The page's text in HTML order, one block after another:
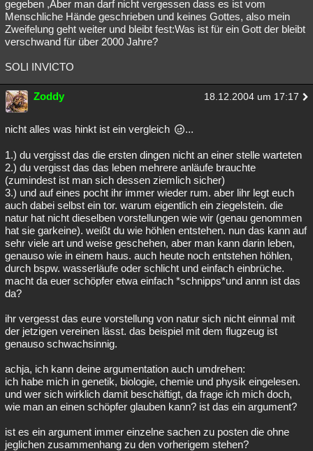
gegeben ,Aber man darf nicht vergessen dass es ist vom
Menschliche Hände geschrieben und keines Gottes, also mein
Zweifelung geht weiter und bleibt fest:Was ist für ein Gott der bleibt
verschwand für über 2000 Jahre?
SOLI INVICTO
Zoddy 18.12.2004 um 17:17
nicht alles was hinkt ist ein vergleich ...
1.) du vergisst das die ersten dingen nicht an einer stelle warteten
2.) du vergisst das das leben mehrere anläufe brauchte
(zumindest ist man sich dessen ziemlich sicher)
3.) und auf eines pocht ihr immer wieder rum. aber lihr legt euch
auch dabei selbst ein tor. warum eigentlich ein ziegelstein. die
natur hat nicht dieselben vorstellungen wie wir (genau genommen
hat sie garkeine). weißt du wie höhlen entstehen. nun das kann auf
sehr viele art und weise geschehen, aber man kann darin leben,
genauso wie in einem haus. auch heute noch entstehen höhlen,
durch bspw. wasserläufe oder schlicht und einfach einbrüche.
macht da euer schöpfer etwa einfach *schnipps*und annn ist das
da?
ihr vergesst das eure vorstellung von natur sich nicht einmal mit
der jetzigen vereinen lässt. das beispiel mit dem flugzeug ist
genauso schwachsinnig.
achja, ich kann deine argumentation auch umdrehen:
ich habe mich in genetik, biologie, chemie und physik eingelesen.
und wer sich wirklich damit beschäftigt, da frage ich mich doch,
wie man an einen schöpfer glauben kann? ist das ein argument?
ist es ein argument immer einzelne sachen zu posten die ohne
jeglichen zusammenhang zu den vorherigem stehen?